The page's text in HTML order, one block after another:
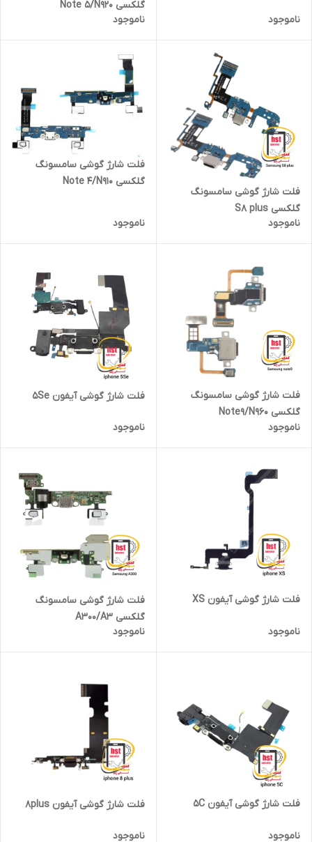
ناموجود
گلکسی Note 5/N920
ناموجود
فلت شارژ گوشی سامسونگ
گلکسی S8 plus
ناموجود
فلت شارژ گوشی سامسونگ
گلکسی Note 4/N910
ناموجود
فلت شارژ گوشی سامسونگ
گلکسی Note9/N960
ناموجود
فلت شارژ گوشی آیفون 5Se
ناموجود
فلت شارژ گوشی آیفون XS
ناموجود
فلت شارژ گوشی سامسونگ
گلکسی A300/A3
ناموجود
فلت شارژ گوشی آیفون 5C
ناموجود
فلت شارژ گوشی آیفون 8plus
ناموجود